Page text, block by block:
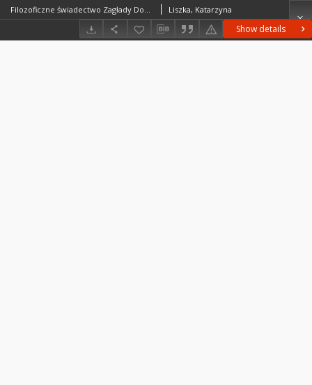
Show details
Filozoficzne świadectwo Zagłady Doroty Głowackiej. Znaczenie współ-pamięci i wyobraźni relacyjnej w refleksji nad Zagładą Liszka, Katarzyna